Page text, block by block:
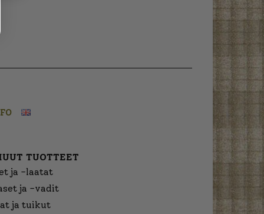
TUOTTEET
ja -laatat
ja -vadit
ja tuikut